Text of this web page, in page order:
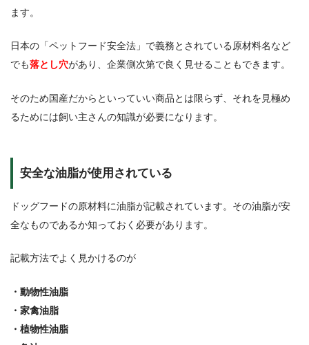
ます。
日本の「ペットフード安全法」で義務とされている原材料名など
でも落とし穴があり、企業側次第で良く見せることもできます。
そのため国産だからといっていい商品とは限らず、それを見極め
るためには飼い主さんの知識が必要になります。
安全な油脂が使用されている
ドッグフードの原材料に油脂が記載されています。その油脂が安
全なものであるか知っておく必要があります。
記載方法でよく見かけるのが
・動物性油脂
・家禽油脂
・植物性油脂